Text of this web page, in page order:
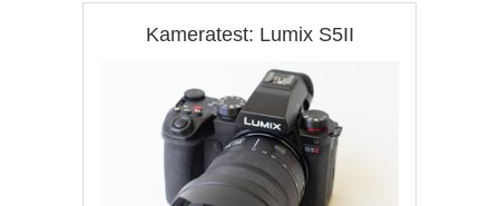
Kameratest: Lumix S5II